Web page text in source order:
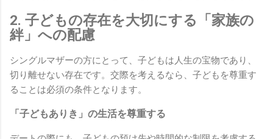
2. 子どもの存在を大切にする「家族の
絆」への配慮
シングルマザーの方にとって、子どもは人生の宝物であり、
切り離せない存在です。交際を考えるなら、子どもを尊重す
ることは必須の条件となります。
「子どもありき」の生活を尊重する